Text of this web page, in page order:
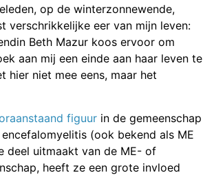
op de winterzonnewende,
verschrikkelijke eer van mijn leven:
Beth Mazur koos ervoor om
aan mij een einde aan haar leven te
hier niet mee eens, maar het
figuur in de gemeenschap
(ook bekend als ME
deel uitmaakt van de ME- of
heeft ze een grote invloed